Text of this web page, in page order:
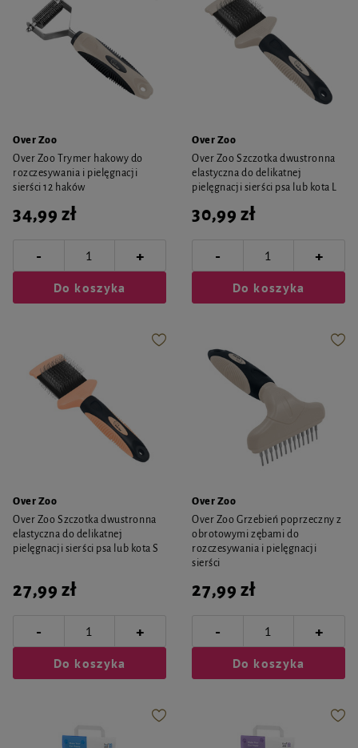
Over Zoo
Over Zoo Trymer hakowy do
rozczesywania i pielęgnacji
sierści 12 haków
34,99 zł
- +
Do koszyka
Over Zoo
Over Zoo Szczotka dwustronna
elastyczna do delikatnej
pielęgnacji sierści psa lub kota L
30,99 zł
- +
Do koszyka
Over Zoo
Over Zoo Szczotka dwustronna
elastyczna do delikatnej
pielęgnacji sierści psa lub kota S
27,99 zł
- +
Do koszyka
Over Zoo
Over Zoo Grzebień poprzeczny z
obrotowymi zębami do
rozczesywania i pielęgnacji
sierści
27,99 zł
- +
Do koszyka